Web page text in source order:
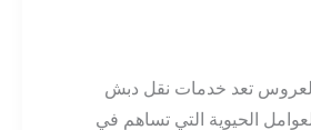
تعد خدمات نقل دبش
الحيوية التي تساهم في